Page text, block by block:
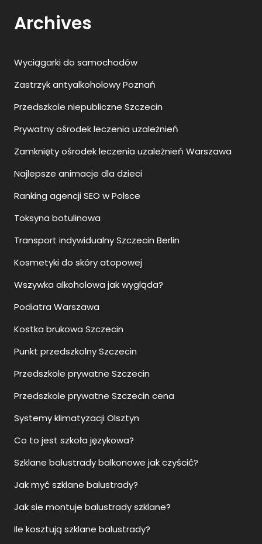
Archives
Wyciągarki do samochodów
Zastrzyk antyalkoholowy Poznań
Przedszkole niepubliczne Szczecin
Prywatny ośrodek leczenia uzależnień
Zamknięty ośrodek leczenia uzależnień Warszawa
Najlepsze animacje dla dzieci
Ranking agencji SEO w Polsce
Toksyna botulinowa
Transport indywidualny Szczecin Berlin
Kosmetyki do skóry atopowej
Wszywka alkoholowa jak wygląda?
Podiatra Warszawa
Kostka brukowa Szczecin
Punkt przedszkolny Szczecin
Przedszkole prywatne Szczecin
Przedszkole prywatne Szczecin cena
Systemy klimatyzacji Olsztyn
Co to jest szkoła językowa?
Szklane balustrady balkonowe jak czyścić?
Jak myć szklane balustrady?
Jak sie montuje balustrady szklane?
Ile kosztują szklane balustrady?